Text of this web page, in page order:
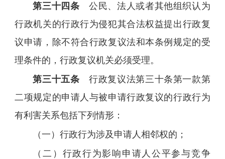
第三十四条 公民、法人或者其他组织认为
行政机关的行政行为侵犯其合法权益提出行政复
议申请，除不符合行政复议法和本条例规定的受
理条件的，行政复议机关必须受理。
第三十五条 行政复议法第三十条第一款第
二项规定的申请人与被申请行政复议的行政行为
有利害关系包括下列情形：
（一）行政行为涉及申请人相邻权的；
（二）行政行为影响申请人公平参与竞争